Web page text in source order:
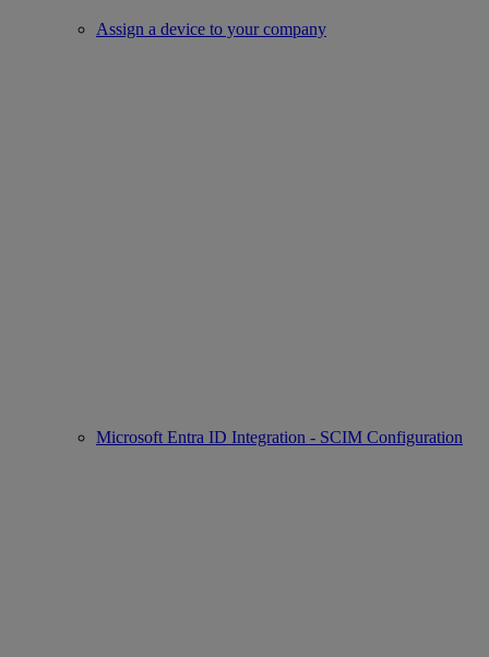
Assign a device to your company
Microsoft Entra ID Integration - SCIM Configuration